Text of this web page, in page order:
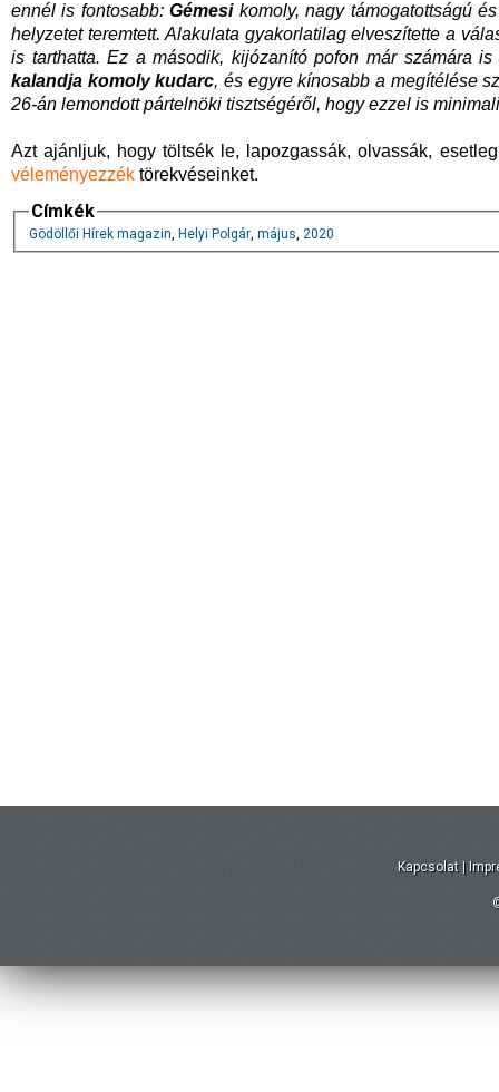
ennél is fontosabb:Gémesikomoly, nagy támogatottságú
helyzetet teremtett. Alakulata gyakorlatilag elveszítette a
is tarthatta. Ez a második, kijózanító pofon már számára
kalandja komoly kudarc, és egyre kínosabb a megítélése
26-án lemondott pártelnöki tisztségéről, hogy ezzel is
Azt ajánljuk, hogy töltsék le, lapozgassák, olvassák,
véleményezzék törekvéseinket.
Címkék
Gödöllői Hírek magazin, Helyi Polgár, május, 2020
Kapcsolat |